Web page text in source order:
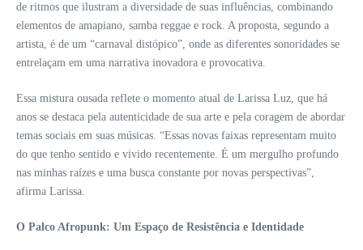
de ritmos que ilustram a diversidade de suas influências, combinando
elementos de amapiano, samba reggae e rock. A proposta, segundo a
artista, é de um “carnaval distópico”, onde as diferentes sonoridades se
entrelaçam em uma narrativa inovadora e provocativa.
Essa mistura ousada reflete o momento atual de Larissa Luz, que há
anos se destaca pela autenticidade de sua arte e pela coragem de abordar
temas sociais em suas músicas. “Essas novas faixas representam muito
do que tenho sentido e vivido recentemente. É um mergulho profundo
nas minhas raízes e uma busca constante por novas perspectivas”,
afirma Larissa.
O Palco Afropunk: Um Espaço de Resistência e Identidade